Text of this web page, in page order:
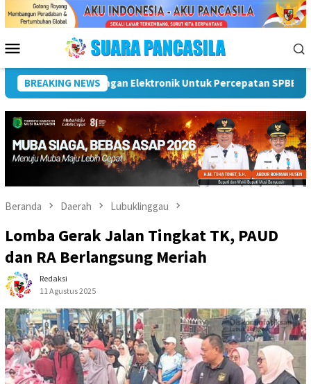
Menu
Mobile
BREAKING NEWS
Dorong UMKM Naik Kelas, Ratu Dewa Tekankan
Beranda Daerah Lubuklinggau
Lomba Gerak Jalan Tingkat TK, PAUD
dan RA Berlangsung Meriah
Redaksi
11 Agustus 2025